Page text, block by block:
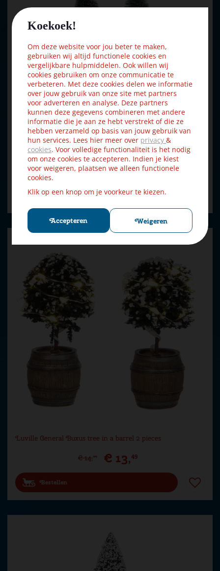
Koekoek!
Om deze website voor jou beter te maken,
gebruiken wij altijd functionele cookies en
vergelijkbare hulpmiddelen. Ook willen wij
cookies gebruiken om onze communicatie te
verbeteren. Met deze cookies delen we informatie
over jouw gebruik van onze site met partners
voor adverteren en analyse. Deze partners
kunnen deze gegevens combineren met andere
informatie die je aan ze hebt verstrekt of die ze
hebben verzameld op basis van jouw gebruik van
hun services. Lees hier meer over privacy &
cookies. Voor volledige functionaliteit is het nodig
om onze cookies te accepteren. Indien je kiest
voor weigeren, plaatsen we alleen functionele
cookies.
Klik op een knop om je voorkeur te kiezen.
Accepteren Weigeren
Luville General Bristle tree assorted 21 pieces
€ 19,99 € 17,99
Bestellen
Luville General Buxus tree in a barrel 2 pieces
€ 14,99 € 13,49
Bestellen